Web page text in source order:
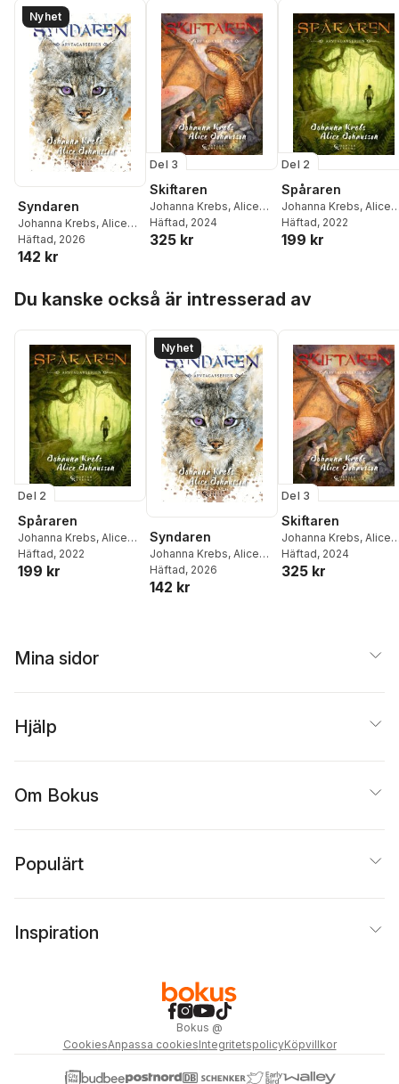
Nyhet
Syndaren
Johanna Krebs, Alice
Johansson
Häftad, 2026
142 kr
Del 3
Skiftaren
Johanna Krebs, Alice
Johansson
Häftad, 2024
325 kr
Del 2
Spåraren
Johanna Krebs, Alice
Johansson
Häftad, 2022
199 kr
Du kanske också är intresserad av
Del 2
Spåraren
Johanna Krebs, Alice
Johansson
Häftad, 2022
199 kr
Nyhet
Syndaren
Johanna Krebs, Alice
Johansson
Häftad, 2026
142 kr
Del 3
Skiftaren
Johanna Krebs, Alice
Johansson
Häftad, 2024
325 kr
Mina sidor
Hjälp
Om Bokus
Populärt
Inspiration
Bokus @
CookiesAnpassa cookiesIntegritetspolicyKöpvillkor